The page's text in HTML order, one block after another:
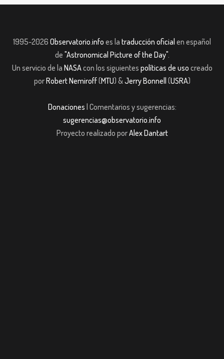
1995-2026 Observatorio.info es la traducción oficial en español
de "Astronomical Picture of the Day".
Un servicio de la NASAcon los siguientes políticas de uso creado
porRobert Nemiroff(MTU) &Jerry Bonnell (USRA)
Donaciones | Comentarios y sugerencias:
sugerencias@observatorio.info
Proyecto realizado porAlex Dantart